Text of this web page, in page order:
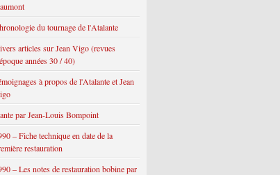
du tournage de l'Atalante
articles sur Jean Vigo (revues
années 30 / 40)
à propos de l'Atalante et Jean
par Jean-Louis Bompoint
– Fiche technique en date de la
restauration
– Les notes de restauration bobine par